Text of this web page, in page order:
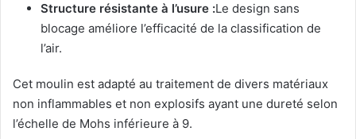
Structure résistante à l’usure :Le design sans
blocage améliore l’efficacité de la classification de
l’air.
Cet moulin est adapté au traitement de divers matériaux
non inflammables et non explosifs ayant une dureté selon
l’échelle de Mohs inférieure à 9.